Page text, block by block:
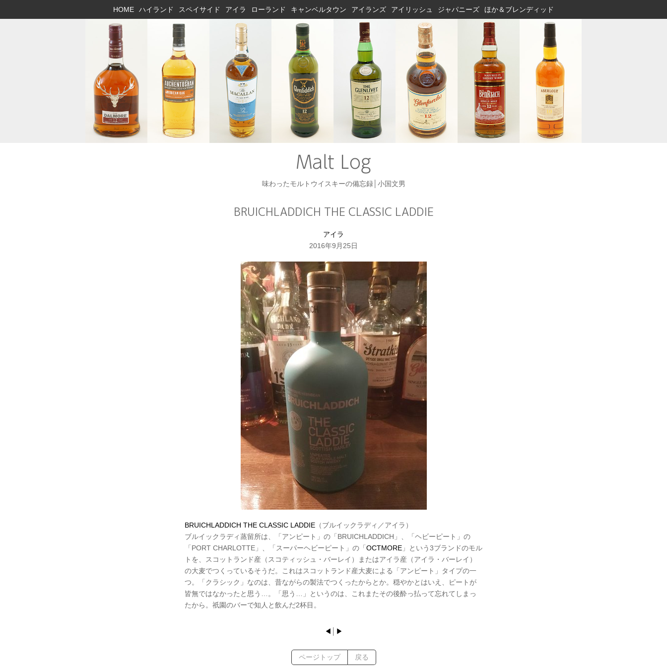
HOME ハイランド スペイサイド アイラ ローランド キャンベルタウン アイランズ アイリッシュ ジャパニーズ ほか＆ブレンディッド
Malt Log
味わったモルトウイスキーの備忘録│小国文男
BRUICHLADDICH THE CLASSIC LADDIE
アイラ
2016年9月25日
BRUICHLADDICH THE CLASSIC LADDIE （ブルイックラディ／アイラ）
ブルイックラディ蒸留所は、「アンピート」の「BRUICHLADDICH」、「ヘビーピート」の
「PORT CHARLOTTE」、「スーパーヘビーピート」の「 OCTMORE 」という3ブランドのモル
トを、スコットランド産（スコティッシュ・バーレイ）またはアイラ産（アイラ・バーレイ）
の大麦でつくっているそうだ。これはスコットランド産大麦による「アンピート」タイプの一
つ。「クラシック」なのは、昔ながらの製法でつくったからとか。穏やかとはいえ、ピートが
皆無ではなかったと思う…。「思う…」というのは、これまたその後酔っ払って忘れてしまっ
たから。祇園のバーで知人と飲んだ2杯目。
◀ ▶
ページトップ 戻る